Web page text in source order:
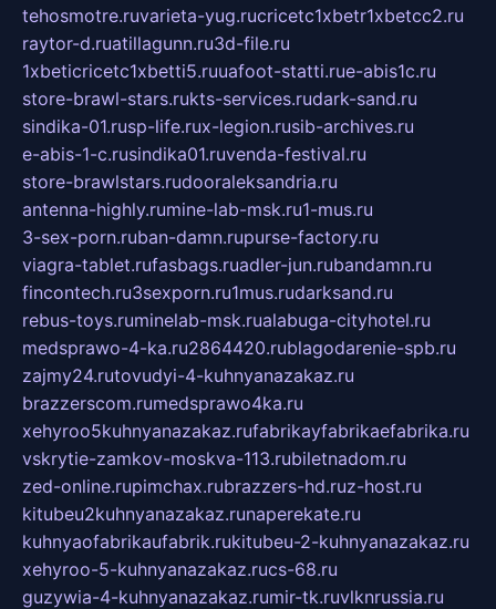
tehosmotre.ruvarieta-yug.rucricetc1xbetr1xbetcc2.ru
raytor-d.ruatillagunn.ru3d-file.ru
1xbeticricetc1xbetti5.ruuafoot-statti.rue-abis1c.ru
store-brawl-stars.rukts-services.rudark-sand.ru
sindika-01.rusp-life.rux-legion.rusib-archives.ru
e-abis-1-c.rusindika01.ruvenda-festival.ru
store-brawlstars.rudooraleksandria.ru
antenna-highly.rumine-lab-msk.ru1-mus.ru
3-sex-porn.ruban-damn.rupurse-factory.ru
viagra-tablet.rufasbags.ruadler-jun.rubandamn.ru
fincontech.ru3sexporn.ru1mus.rudarksand.ru
rebus-toys.ruminelab-msk.rualabuga-cityhotel.ru
medsprawo-4-ka.ru2864420.rublagodarenie-spb.ru
zajmy24.rutovudyi-4-kuhnyanazakaz.ru
brazzerscom.rumedsprawo4ka.ru
xehyroo5kuhnyanazakaz.rufabrikayfabrikaefabrika.ru
vskrytie-zamkov-moskva-113.rubiletnadom.ru
zed-online.rupimchax.rubrazzers-hd.ruz-host.ru
kitubeu2kuhnyanazakaz.runaperekate.ru
kuhnyaofabrikaufabrik.rukitubeu-2-kuhnyanazakaz.ru
xehyroo-5-kuhnyanazakaz.rucs-68.ru
guzywia-4-kuhnyanazakaz.rumir-tk.ruvlknrussia.ru